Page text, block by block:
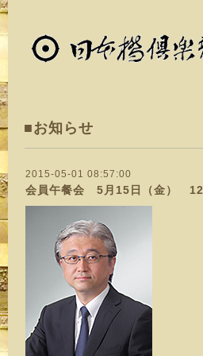
■お知らせ
2015-05-01 08:57:00
会員午餐会 5月15日（金）